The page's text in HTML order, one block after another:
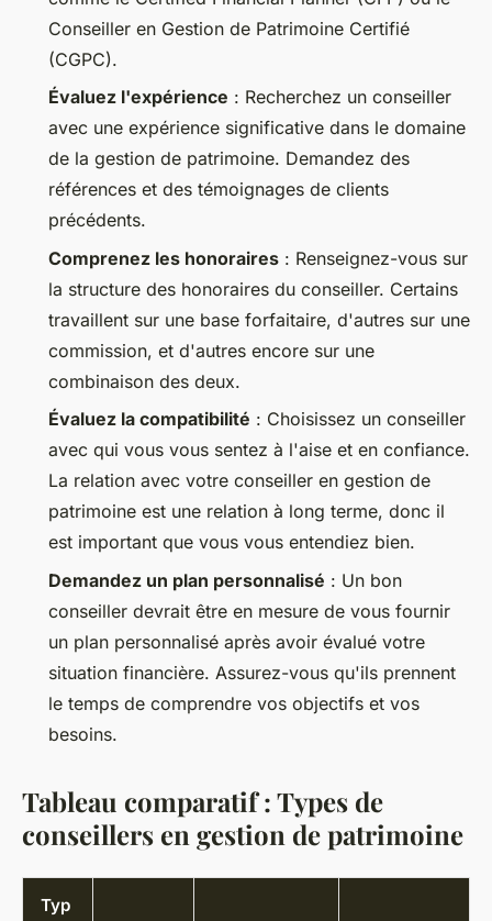
Conseiller en Gestion de Patrimoine Certifié
(CGPC).
Évaluez l'expérience : Recherchez un conseiller
avec une expérience significative dans le domaine
de la gestion de patrimoine. Demandez des
références et des témoignages de clients
précédents.
Comprenez les honoraires : Renseignez-vous sur
la structure des honoraires du conseiller. Certains
travaillent sur une base forfaitaire, d'autres sur une
commission, et d'autres encore sur une
combinaison des deux.
Évaluez la compatibilité : Choisissez un conseiller
avec qui vous vous sentez à l'aise et en confiance.
La relation avec votre conseiller en gestion de
patrimoine est une relation à long terme, donc il
est important que vous vous entendiez bien.
Demandez un plan personnalisé : Un bon
conseiller devrait être en mesure de vous fournir
un plan personnalisé après avoir évalué votre
situation financière. Assurez-vous qu'ils prennent
le temps de comprendre vos objectifs et vos
besoins.
Tableau comparatif : Types de
conseillers en gestion de patrimoine
Typ